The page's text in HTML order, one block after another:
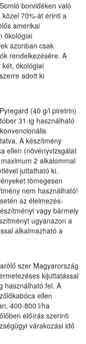
borvidéken való
70%-át érinti a
amerikai
ökológiai
azonban csak
rendelkezésére. A
ökológiai
adott ki
(40 g/l piretrin)
31-ig használható
A készítmény
ellen (növényvizsgálat
2 alkalommal
juttatható ki.
tömegesen
nem használható!
az élelmezés-
vagy bármely
ugyanazon a
alkalmazható a
szer Magyarország
kijuttatással
használható fel. A
ellen
400-800 l/ha
előírás szerinti
várakozási idő